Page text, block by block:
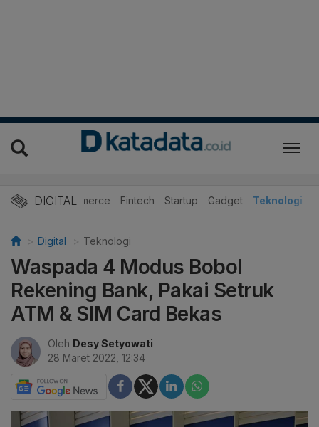
DIGITAL
E-Commerce Fintech Startup Gadget Teknologi
Digital Teknologi
Waspada 4 Modus Bobol
Rekening Bank, Pakai Setruk
ATM & SIM Card Bekas
Oleh Desy Setyowati
28 Maret 2022, 12:34